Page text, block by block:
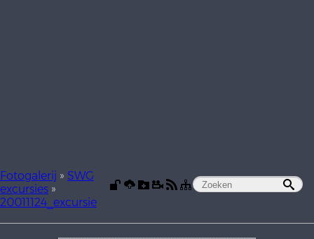
Fotogalerij » SWG
excursies »
20011124_excursie